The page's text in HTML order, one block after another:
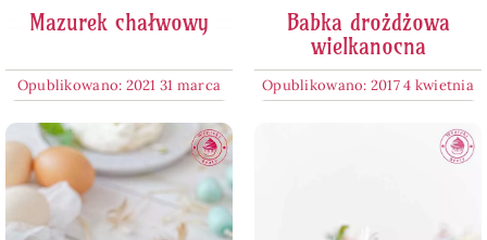
Mazurek chałwowy
Opublikowano: 2021 31 marca
Babka drożdżowa
wielkanocna
Opublikowano: 2017 4 kwietnia